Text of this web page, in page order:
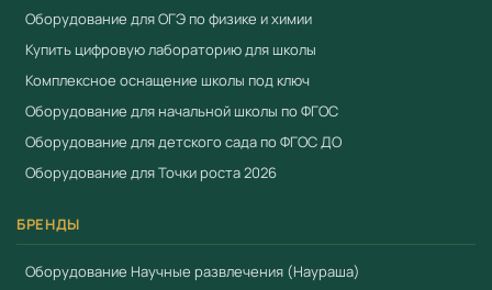
Оборудование для ОГЭ по физике и химии
Купить цифровую лабораторию для школы
Комплексное оснащение школы под ключ
Оборудование для начальной школы по ФГОС
Оборудование для детского сада по ФГОС ДО
Оборудование для Точки роста 2026
БРЕНДЫ
Оборудование Научные развлечения (Наураша)